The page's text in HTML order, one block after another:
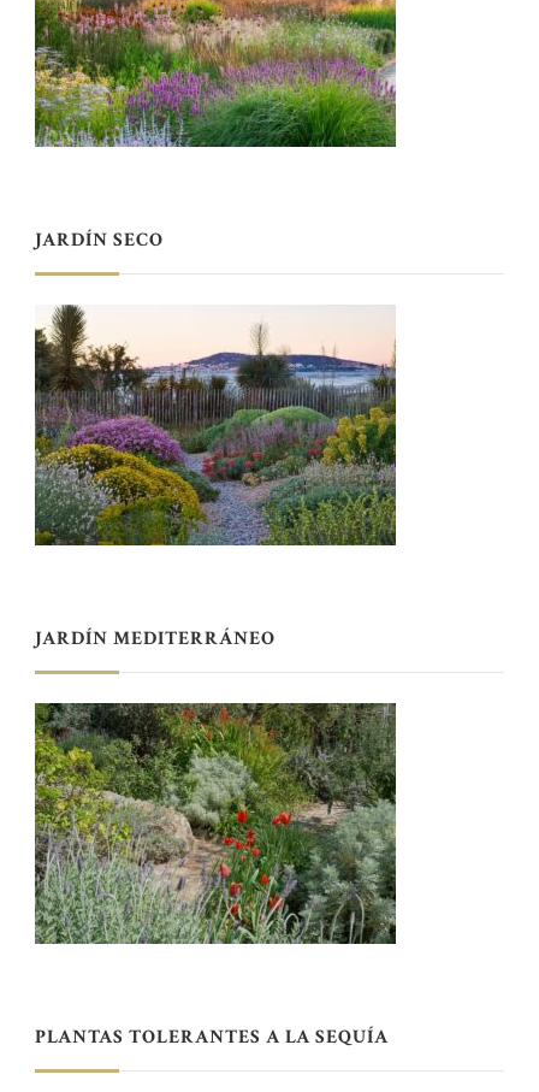
JARDÍN SECO
JARDÍN MEDITERRÁNEO
PLANTAS TOLERANTES A LA SEQUÍA